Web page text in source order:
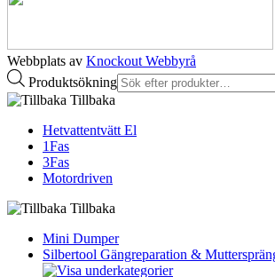
Webbplats av Knockout Webbyrå
Produktsökning
Tillbaka
Hetvattentvätt El
1Fas
3Fas
Motordriven
Tillbaka
Mini Dumper
Silbertool Gängreparation &